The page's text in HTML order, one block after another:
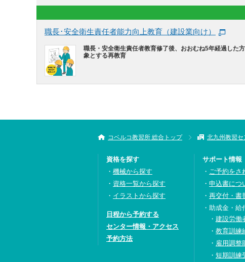
職長･安全衛生責任者能力向上教育（建設業向け）
職長・安全衛生責任者教育修了後、おおむね5年経過した
象とする再教育
コベルコ教習所 総合トップ 北九州教習
資格を探す
機械から探す
資格一覧から探す
イラストから探す
日程から予約する
センター情報・アクセス
予約方法
サポート情報
ご予約をさ
申込書につ
再交付・書
助成金・給
建設労働
教育訓練
雇用調整
短期訓練